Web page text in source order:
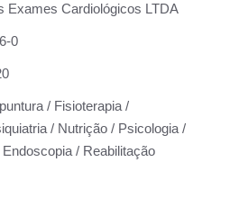
Exames Cardiológicos LTDA
0
/ Fisioterapia /
/ Nutrição / Psicologia /
/ Reabilitação